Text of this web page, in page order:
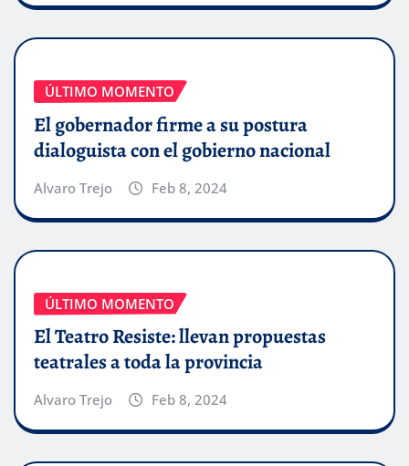
ÚLTIMO MOMENTO
El gobernador firme a su postura
dialoguista con el gobierno nacional
Alvaro Trejo Feb 8, 2024
ÚLTIMO MOMENTO
El Teatro Resiste: llevan propuestas
teatrales a toda la provincia
Alvaro Trejo Feb 8, 2024